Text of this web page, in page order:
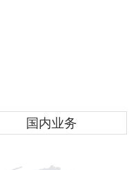
国内业务